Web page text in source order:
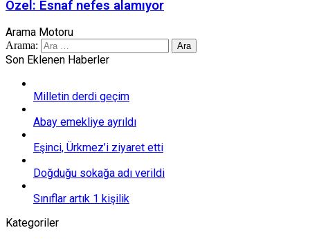
Özel: Esnaf nefes alamıyor
Arama Motoru
Arama:
Son Eklenen Haberler
Milletin derdi geçim
Abay emekliye ayrıldı
Eşinci, Ürkmez’i ziyaret etti
Doğduğu sokağa adı verildi
Sınıflar artık 1 kişilik
Kategoriler